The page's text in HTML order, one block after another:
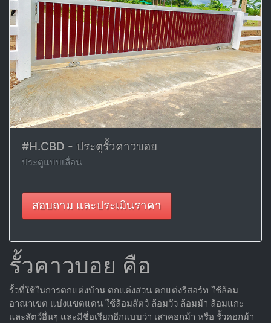
#H.CBD - ประตูรั้วคาวบอย
ประตูแบบเลื่อน
สอบถาม และประเมินราคา
รั้วคาวบอย คือ
รั้วที่ใช้ในการตกแต่งบ้าน ตกแต่งสวน ตกแต่งรีสอร์ท ใช้ล้อม
อาณาเขต แบ่งแขตแดน ใช้ล้อมสัตว์ ล้อมวัว ล้อมม้า ล้อมแกะ
และสัตว์อื่นๆ และมีชื่อเรียกอีกแบบว่า เสาคอกม้า หรือ รั้วคอกม้า